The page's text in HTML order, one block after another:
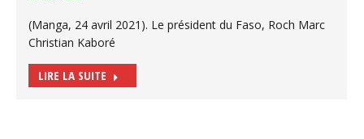
(Manga, 24 avril 2021). Le président du Faso, Roch Marc
Christian Kaboré
LIRE LA SUITE